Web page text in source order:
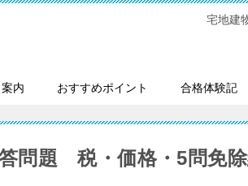
宅地建
内 おすすめポイント 合格体験記
答問題 税・価格・5問免